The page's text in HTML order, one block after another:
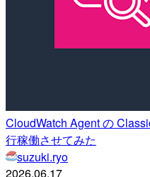
CloudWatch Agent の
行稼働させてみた
suzuki.ryo
2026.06.17